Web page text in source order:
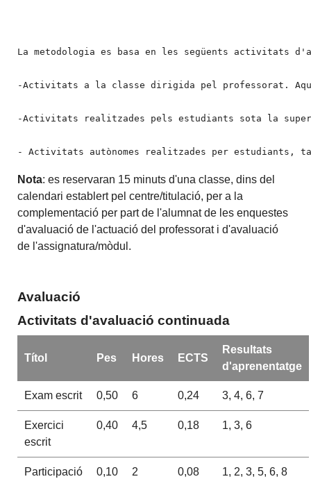
La metodologia es basa en les següents activitats
-Activitats a la classe dirigida pel professorat.
-Activitats realitzades pels estudiants sota la
- Activitats autònomes realitzades per estudiants,
Nota: es reservaran 15 minuts d'una classe, dins del
calendari establert pel centre/titulació, per a la
complementació per part de l'alumnat de les enquestes
d'avaluació de l'actuació del professorat i d'avaluació
de l'assignatura/mòdul.
Avaluació
Activitats d'avaluació continuada
Títol Pes Hores ECTS
Resultats
d'aprenentatge
Exam escrit 0,50 6 0,24 3, 4, 6, 7
Exercici
escrit
0,40 4,5 0,18 1, 3, 6
Participació 0,10 2 0,08 1, 2, 3, 5, 6, 8